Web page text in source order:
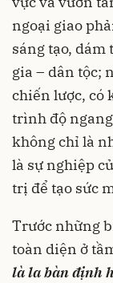
ngoại giao
sáng tạo,
gia – dân tộc;
chiến lược, có
trình độ
không chỉ là
là sự nghiệp
trị để tạo sức
Trước những
toàn diện ở
là la bàn định